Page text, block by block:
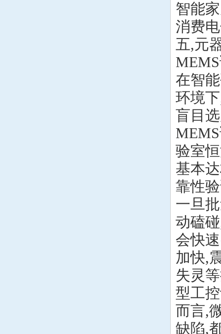
智能
消费
五,元
在智
环境
盲目
验室
基本
靠性
一旦
动磕
会快
加快,
失灵
型工
而言,
缺陷,